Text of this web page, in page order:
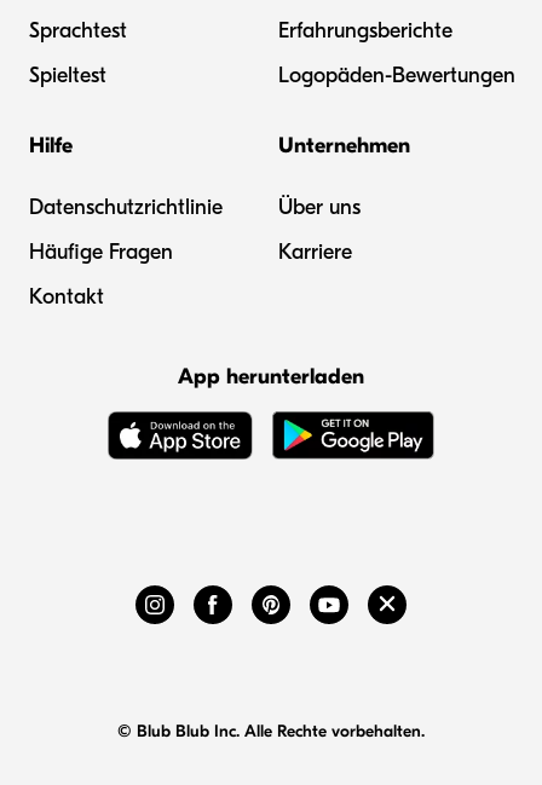
Sprachtest
Spieltest
Erfahrungsberichte
Logopäden-Bewertungen
Hilfe
Datenschutzrichtlinie
Häufige Fragen
Kontakt
Unternehmen
Über uns
Karriere
App herunterladen
© Blub Blub Inc. Alle Rechte vorbehalten.